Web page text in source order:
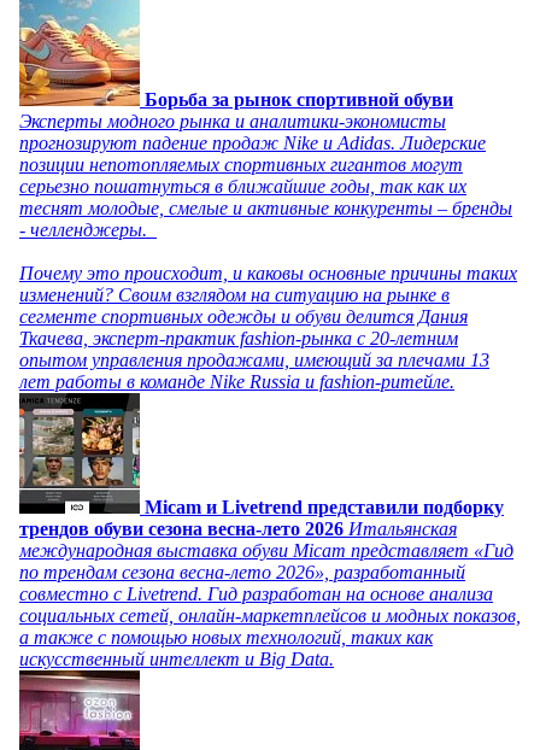
Борьба за рынок спортивной обуви
Эксперты модного рынка и аналитики-экономисты
прогнозируют падение продаж Nike и Adidas. Лидерские
позиции непотопляемых спортивных гигантов могут
серьезно пошатнуться в ближайшие годы, так как их
теснят молодые, смелые и активные конкуренты – бренды
- челленджеры.
Почему это происходит, и каковы основные причины таких
изменений? Своим взглядом на ситуацию на рынке в
сегменте спортивных одежды и обуви делится Дания
Ткачева, эксперт-практик fashion-рынка с 20-летним
опытом управления продажами, имеющий за плечами 13
лет работы в команде Nike Russia и fashion-ритейле.
Micam и Livetrend представили подборку
трендов обуви сезона весна-лето 2026 Итальянская
международная выставка обуви Micam представляет «Гид
по трендам сезона весна-лето 2026», разработанный
совместно с Livetrend. Гид разработан на основе анализа
социальных сетей, онлайн-маркетплейсов и модных показов,
а также с помощью новых технологий, таких как
искусственный интеллект и Big Data.